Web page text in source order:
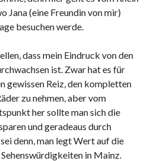
Jana (eine Freundin von mir)
besuchen werde.
dass mein Eindruck von den
ist. Zwar hat es für
gewissen Reiz, den kompletten
zu nehmen, aber vom
her sollte man sich die
und geradeaus durch
denn, man legt Wert auf die
in Mainz.